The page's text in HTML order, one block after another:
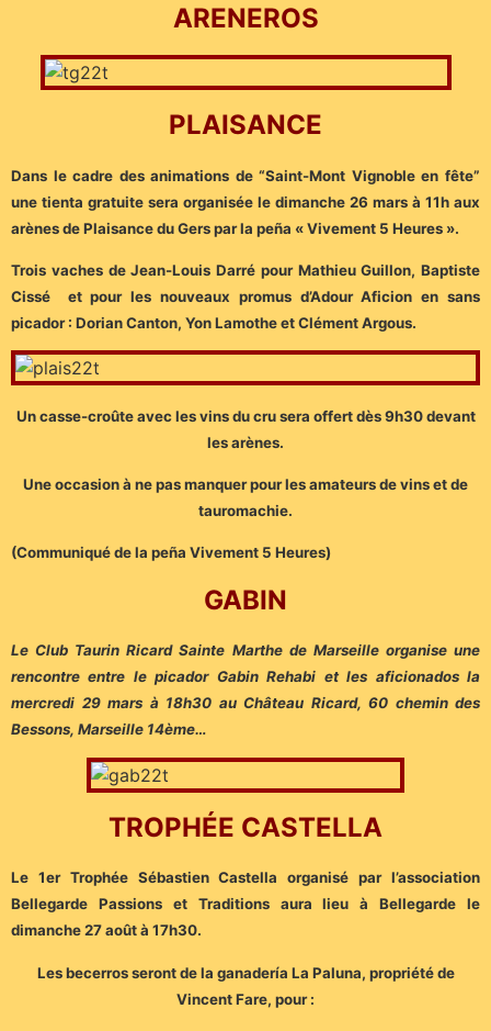
ARENEROS
PLAISANCE
Dans le cadre des animations de “Saint-Mont Vignoble en fête”
une tienta gratuite sera organisée le dimanche 26 mars à 11h aux
arènes de Plaisance du Gers par la peña « Vivement 5 Heures ».
Trois vaches de Jean-Louis Darré pour Mathieu Guillon, Baptiste
Cissé et pour les nouveaux promus d’Adour Aficion en sans
picador : Dorian Canton, Yon Lamothe et Clément Argous.
Un casse-croûte avec les vins du cru sera offert dès 9h30 devant
les arènes.
Une occasion à ne pas manquer pour les amateurs de vins et de
tauromachie.
(Communiqué de la peña Vivement 5 Heures)
GABIN
Le Club Taurin Ricard Sainte Marthe de Marseille organise une
rencontre entre le picador Gabin Rehabi et les aficionados la
mercredi 29 mars à 18h30 au Château Ricard, 60 chemin des
Bessons, Marseille 14ème…
TROPHÉE CASTELLA
Le 1er Trophée Sébastien Castella organisé par l’association
Bellegarde Passions et Traditions aura lieu à Bellegarde le
dimanche 27 août à 17h30.
Les becerros seront de la ganadería La Paluna, propriété de
Vincent Fare, pour :